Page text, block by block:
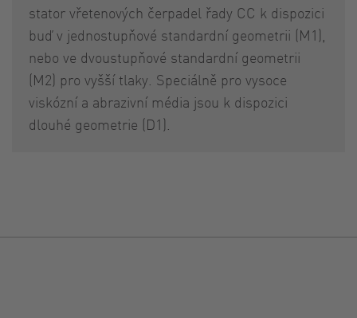
stator vřetenových čerpadel řady CC k dispozici
buď v jednostupňové standardní geometrii (M1),
nebo ve dvoustupňové standardní geometrii
(M2) pro vyšší tlaky. Speciálně pro vysoce
viskózní a abrazivní média jsou k dispozici
dlouhé geometrie (D1).